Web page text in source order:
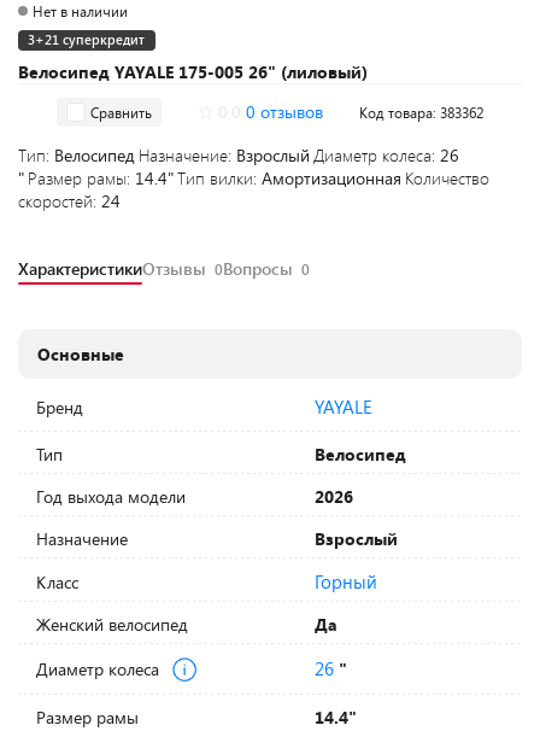
Велосипед YAYALE 175-005 26" (лиловый)
Нет в наличии
3+21 суперкредит
Сравнить 0 отзывов Код товара: 383362
Тип: Велосипед Назначение: Взрослый Диаметр колеса: 26
" Размер рамы: 14.4"Тип вилки: Амортизационная Количество
скоростей: 24
ХарактеристикиОтзывы 0Вопросы 0
Основные
Бренд YAYALE
Тип
Велосипед
Год выхода модели
2026
Назначение
Взрослый
Класс
Горный
Женский велосипед
Да
Диаметр колеса
26 "
Размер рамы
14.4"